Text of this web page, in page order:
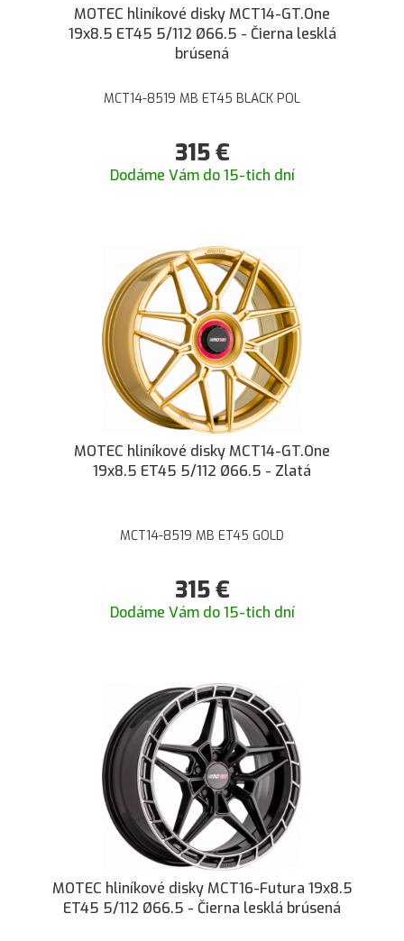
MOTEC hliníkové disky MCT14-GT.One
19x8.5 ET45 5/112 Ø66.5 - Čierna lesklá
brúsená
MCT14-8519 MB ET45 BLACK POL
315€
Dodáme Vám do 15-tich dní
MOTEC hliníkové disky MCT14-GT.One
19x8.5 ET45 5/112 Ø66.5 - Zlatá
MCT14-8519 MB ET45 GOLD
315€
Dodáme Vám do 15-tich dní
MOTEC hliníkové disky MCT16-Futura 19x8.5
ET45 5/112 Ø66.5 - Čierna lesklá brúsená